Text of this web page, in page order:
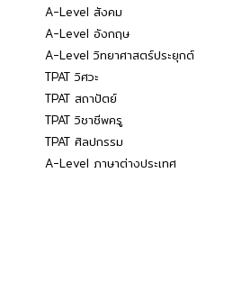
A-Level สังคม
A-Level อังกฤษ
A-Level วิทยาศาสตร์ประยุกต์
TPAT วิศวะ
TPAT สถาปัตย์
TPAT วิชาชีพครู
TPAT ศิลปกรรม
A-Level ภาษาต่างประเทศ